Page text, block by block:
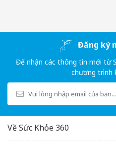
Vitamin B12Đăng ký
Đế nhận các thông tin mới từ
chương trình
Về Sức Khỏe 360